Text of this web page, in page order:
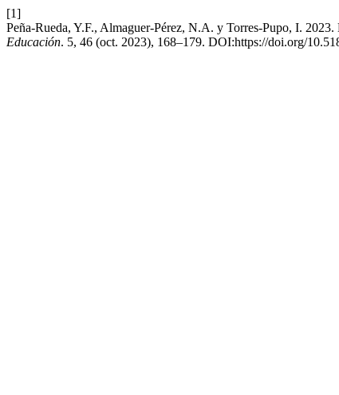
[1]
Peña-Rueda, Y.F., Almaguer-Pérez, N.A. y Torres-Pupo, I.
Educación. 5, 46 (oct. 2023), 168–179. DOI:https://doi.org/